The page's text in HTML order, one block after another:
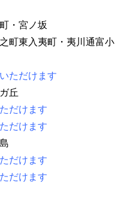
・宮ノ坂
町東入夷町・夷川通富小
ただけます
丘
だけます
だけます
だけます
だけます